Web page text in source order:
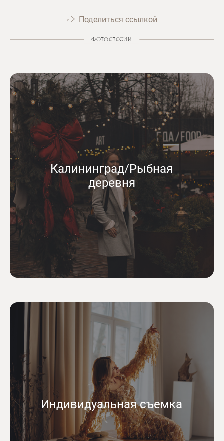
Поделиться ссылкой
ФОТОСЕССИИ
Калининград/Рыбная
деревня
Индивидуальная съемка